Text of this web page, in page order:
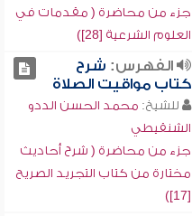
جزء من محاضرة ( مقدمات في
العلوم الشرعية [28])
الفهرس: شرح
كتاب مواقيت الصلاة
للشيخ: محمد الحسن الددو
الشنقيطي
جزء من محاضرة ( شرح أحاديث
مختارة من كتاب التجريد الصريح
[17])